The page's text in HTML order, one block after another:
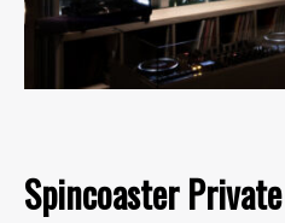
Spincoaster